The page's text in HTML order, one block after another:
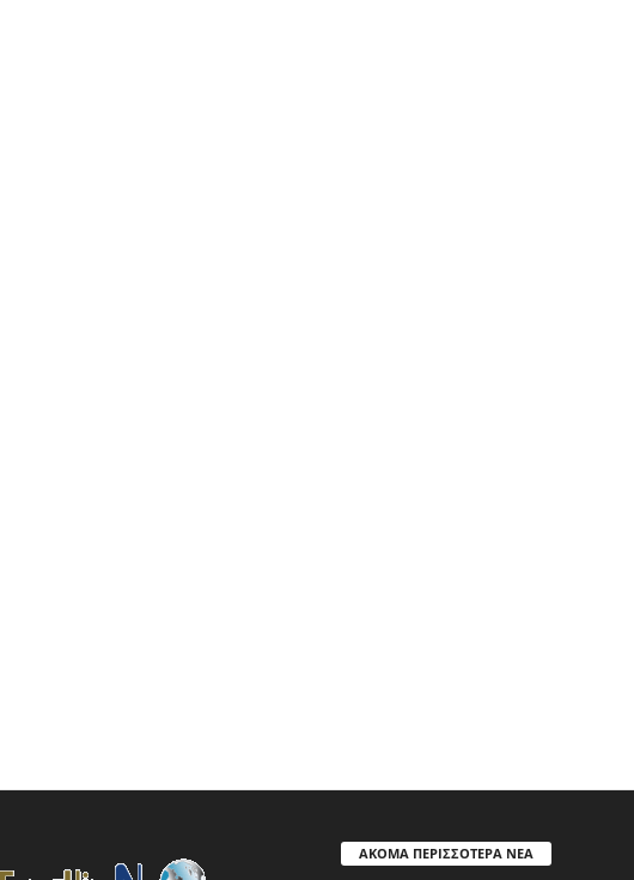
ΑΚΟΜΑ ΠΕΡΙΣΣΟΤΕΡΑ ΝΕΑ